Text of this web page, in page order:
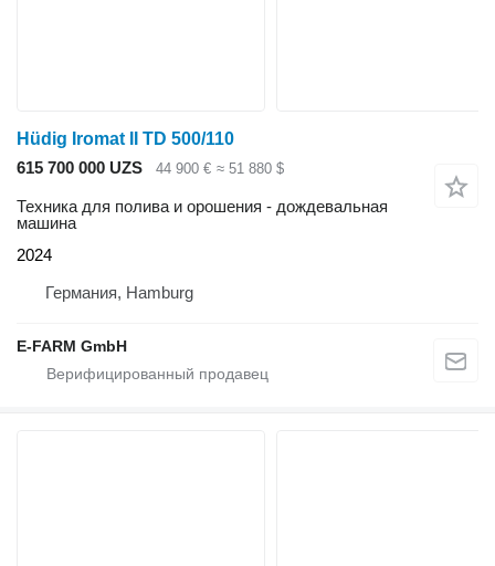
Hüdig Iromat II TD 500/110
615 700 000 UZS
44 900 € ≈ 51 880 $
Техника для полива и орошения - дождевальная
машина
2024
Германия, Hamburg
E-FARM GmbH